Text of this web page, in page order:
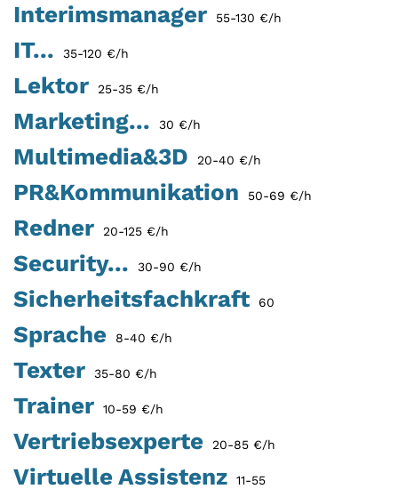
Interimsmanager 55-130 €/h
IT... 35-120 €/h
Lektor 25-35 €/h
Marketing... 30 €/h
Multimedia&3D 20-40 €/h
PR&Kommunikation 50-69 €/h
Redner 20-125 €/h
Security... 30-90 €/h
Sicherheitsfachkraft 60
Sprache 8-40 €/h
Texter 35-80 €/h
Trainer 10-59 €/h
Vertriebsexperte 20-85 €/h
Virtuelle Assistenz 11-55